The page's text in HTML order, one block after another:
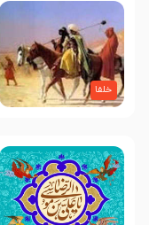
خلفا